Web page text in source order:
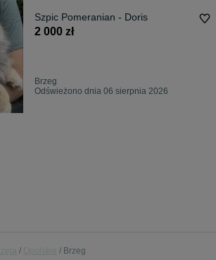
Szpic Pomeranian - Doris
2 000 zł
Brzeg
Odświeżono dnia 06 sierpnia 2026
Brzeg